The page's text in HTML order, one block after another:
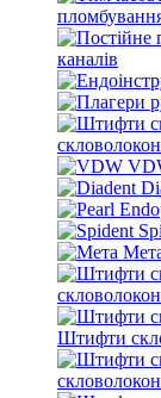
каналів
Штифти